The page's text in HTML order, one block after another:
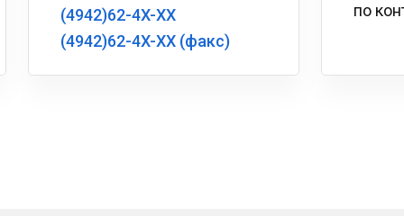
(4942)62-4X-XX
(4942)62-4X-XX (факс)
по